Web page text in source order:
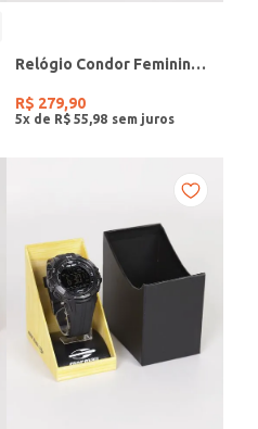
Relógio Condor Feminino DOURADO
R$ 279,90
5x de R$ 55 98